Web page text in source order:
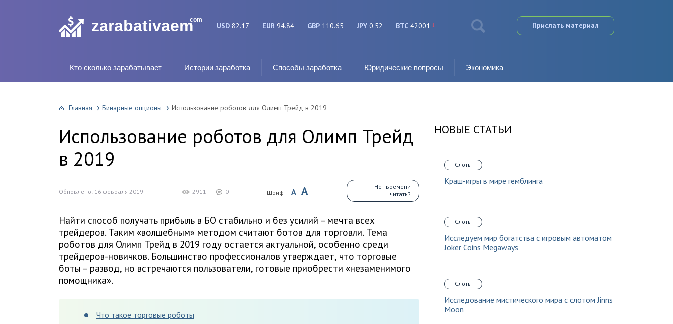
zarabativaemcom
USD 82.17 EUR 94.84 GBP 110.65 JPY 0.52 BTC 42001 Прислать материал
Кто сколько зарабатывает Истории заработка Способы заработка Юридические вопросы Экономика
Главная Бинарные опционы Использование роботов для Олимп Трейд в 2019
Использование роботов для Олимп Трейд
в 2019
Обновлено: 16 февраля 2019 2911 0 Шрифт A A
Нет времени
читать?
Найти способ получать прибыль в БО стабильно и без усилий – мечта всех
трейдеров. Таким «волшебным» методом считают ботов для торговли. Тема
роботов для Олимп Трейд в 2019 году остается актуальной, особенно среди
трейдеров-новичков. Большинство профессионалов утверждает, что торговые
боты – развод, но встречаются пользователи, готовые приобрести «незаменимого
помощника».
Что такое торговые роботы
НОВЫЕ СТАТЬИ
Слоты
Краш-игры в мире гемблинга
Слоты
Исследуем мир богатства с игровым автоматом
Joker Coins Megaways
Слоты
Исследование мистического мира с слотом Jinns
Moon